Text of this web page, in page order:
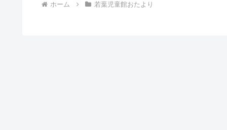
ホーム 若葉児童館おたより